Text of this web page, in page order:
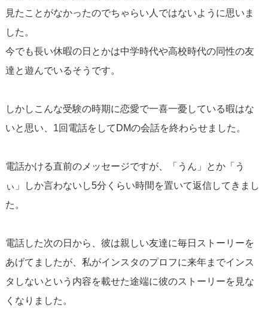
見たことがなかったのでちゃらい人ではないように思いま
した。
今でも長い休暇の日とかは中学時代や高校時代の同性の友
達と遊んでいるそうです。
しかしこんな受験の時期に恋愛で一喜一憂している暇はな
いと思い、1回電話をしてDMの会話を終わらせました。
電話かける直前のメッセージですが、「うん」とか「う
ぃ」しか言わないし5分くらい時間を置いて返信してきまし
た。
電話した次の日から、彼は親しい友達に毎日ストーリーを
あげてましたが、私がインスタのプロフに来年までインス
タしないという内容を載せた途端に彼のストーリーを見な
くなりました。